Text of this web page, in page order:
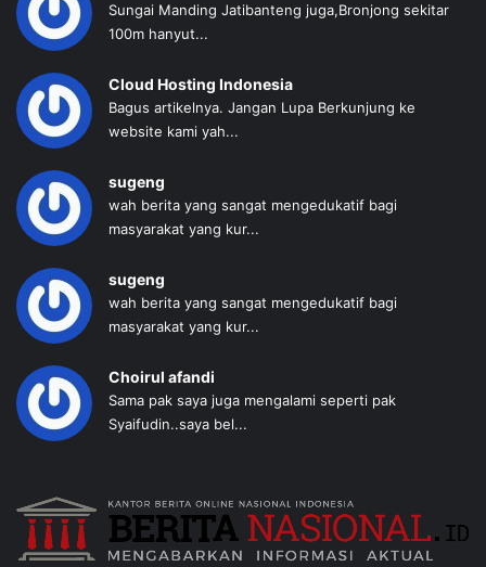
Sungai Manding Jatibanteng juga,Bronjong sekitar
100m hanyut...
Cloud Hosting Indonesia
Bagus artikelnya. Jangan Lupa Berkunjung ke
website kami yah...
sugeng
wah berita yang sangat mengedukatif bagi
masyarakat yang kur...
sugeng
wah berita yang sangat mengedukatif bagi
masyarakat yang kur...
Choirul afandi
Sama pak saya juga mengalami seperti pak
Syaifudin..saya bel...